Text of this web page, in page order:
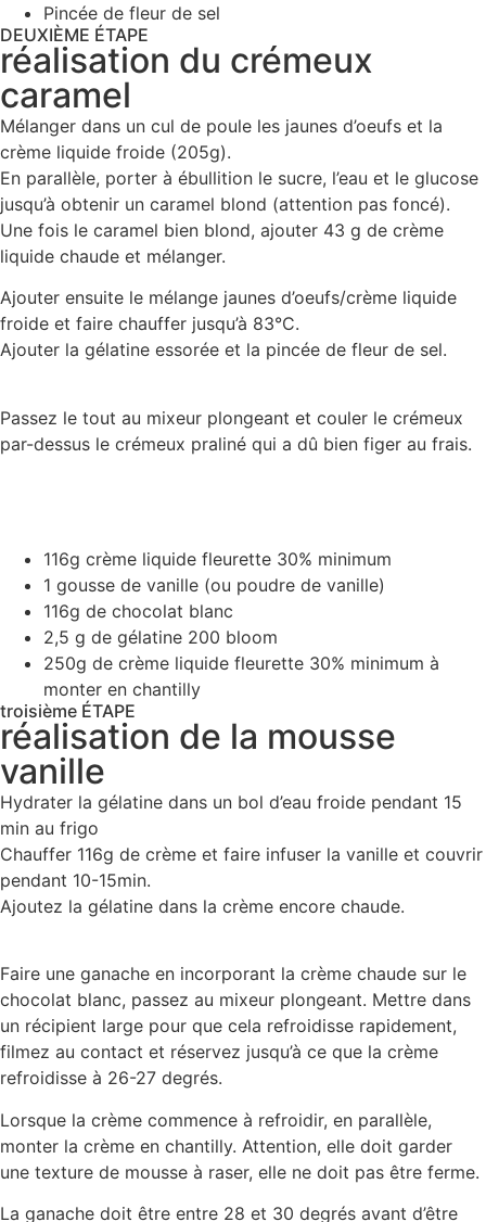
Pincée de fleur de sel
DEUXIÈME ÉTAPE
réalisation du crémeux
caramel
Mélanger dans un cul de poule les jaunes d’oeufs et la
crème liquide froide (205g).
En parallèle, porter à ébullition le sucre, l’eau et le glucose
jusqu’à obtenir un caramel blond (attention pas foncé).
Une fois le caramel bien blond, ajouter 43 g de crème
liquide chaude et mélanger.
Ajouter ensuite le mélange jaunes d’oeufs/crème liquide
froide et faire chauffer jusqu’à 83°C.
Ajouter la gélatine essorée et la pincée de fleur de sel.
Passez le tout au mixeur plongeant et couler le crémeux
par-dessus le crémeux praliné qui a dû bien figer au frais.
116g crème liquide fleurette 30% minimum
1 gousse de vanille (ou poudre de vanille)
116g de chocolat blanc
2,5 g de gélatine 200 bloom
250g de crème liquide fleurette 30% minimum à
monter en chantilly
troisième ÉTAPE
réalisation de la mousse
vanille
Hydrater la gélatine dans un bol d’eau froide pendant 15
min au frigo
Chauffer 116g de crème et faire infuser la vanille et couvrir
pendant 10-15min.
Ajoutez la gélatine dans la crème encore chaude.
Faire une ganache en incorporant la crème chaude sur le
chocolat blanc, passez au mixeur plongeant. Mettre dans
un récipient large pour que cela refroidisse rapidement,
filmez au contact et réservez jusqu’à ce que la crème
refroidisse à 26-27 degrés.
Lorsque la crème commence à refroidir, en parallèle,
monter la crème en chantilly. Attention, elle doit garder
une texture de mousse à raser, elle ne doit pas être ferme.
La ganache doit être entre 28 et 30 degrés avant d’être